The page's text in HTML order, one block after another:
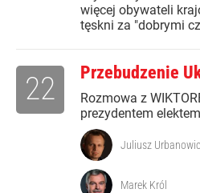
więcej obywateli
tęskni za "dobrymi
Przebudzenie
Rozmowa z
prezydentem
22
Juliusz
Marek Król